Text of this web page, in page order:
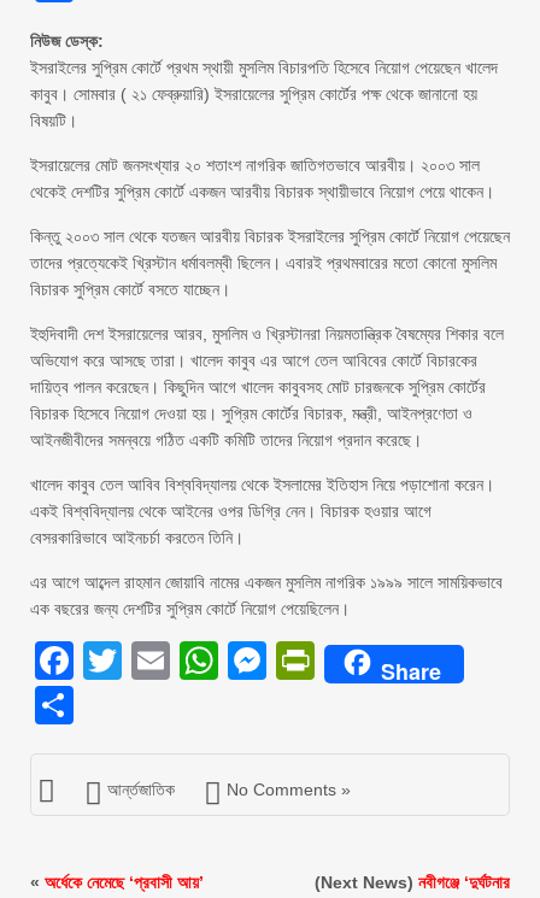
নিউজ ডেস্ক:
ইসরাইলের সুপ্রিম কোর্টে প্রথম স্থায়ী মুসলিম বিচারপতি হিসেবে নিয়োগ পেয়েছেন খালেদ
কাবুব। সোমবার ( ২১ ফেব্রুয়ারি) ইসরায়েলের সুপ্রিম কোর্টের পক্ষ থেকে জানানো হয়
বিষয়টি।
ইসরায়েলের মোট জনসংখ্যার ২০ শতাংশ নাগরিক জাতিগতভাবে আরবীয়। ২০০৩ সাল
থেকেই দেশটির সুপ্রিম কোর্টে একজন আরবীয় বিচারক স্থায়ীভাবে নিয়োগ পেয়ে থাকেন।
কিন্তু ২০০৩ সাল থেকে যতজন আরবীয় বিচারক ইসরাইলের সুপ্রিম কোর্টে নিয়োগ পেয়েছেন
তাদের প্রত্যেকেই খ্রিস্টান ধর্মাবলম্বী ছিলেন। এবারই প্রথমবারের মতো কোনো মুসলিম
বিচারক সুপ্রিম কোর্টে বসতে যাচ্ছেন।
ইহুদিবাদী দেশ ইসরায়েলের আরব, মুসলিম ও খ্রিস্টানরা নিয়মতান্ত্রিক বৈষম্যের শিকার বলে
অভিযোগ করে আসছে তারা। খালেদ কাবুব এর আগে তেল আবিবের কোর্টে বিচারকের
দায়িত্ব পালন করেছেন। কিছুদিন আগে খালেদ কাবুবসহ মোট চারজনকে সুপ্রিম কোর্টের
বিচারক হিসেবে নিয়োগ দেওয়া হয়। সুপ্রিম কোর্টের বিচারক, মন্ত্রী, আইনপ্রণেতা ও
আইনজীবীদের সমন্বয়ে গঠিত একটি কমিটি তাদের নিয়োগ প্রদান করেছে।
খালেদ কাবুব তেল আবিব বিশ্ববিদ্যালয় থেকে ইসলামের ইতিহাস নিয়ে পড়াশোনা করেন।
একই বিশ্ববিদ্যালয় থেকে আইনের ওপর ডিগ্রি নেন। বিচারক হওয়ার আগে
বেসরকারিভাবে আইনচর্চা করতেন তিনি।
এর আগে আব্দেল রাহমান জোয়াবি নামের একজন মুসলিম নাগরিক ১৯৯৯ সালে সাময়িকভাবে
এক বছরের জন্য দেশটির সুপ্রিম কোর্টে নিয়োগ পেয়েছিলেন।
Facebook
Twitter
EmailWhatsApp
Messenger
PrintFriendly
Share
আর্ন্তজাতিক No Comments »
« অর্ধেকে নেমেছে ‘প্রবাসী আয়’
(Next News) নবীগঞ্জে ‘দুর্ঘটনার